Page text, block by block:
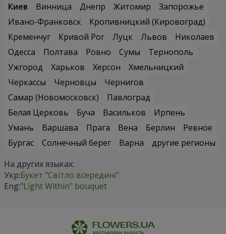
Киев
Винница Днепр Житомир
Запорожье
Ивано-Франковск
Кропивницкий (Кировоград)
Кременчуг
Кривой Рог Луцк Львов
Николаев
Одесса
Полтава Ровно Сумы
Тернополь
Ужгород
Харьков Херсон
Хмельницкий
Черкассы
Черновцы
Чернигов
Самар (Новомосковск)
Павлоград
Белая Церковь
Буча Васильков
Ирпень
Умань
Варшава Прага Вена Берлин
Ревное
Бургас
Солнечный берег Варна
другие регионы
На других языках:
Укр:Букет "Світло всередині"
Eng:"Light Within" bouquet